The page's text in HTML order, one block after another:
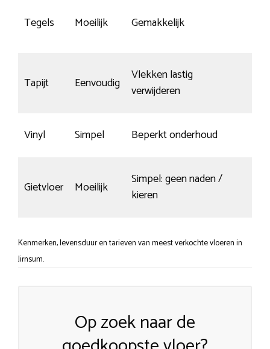
Tegels Moeilijk Gemakkelijk
Tapijt Eenvoudig
Vlekken lastig
verwijderen
Vinyl Simpel Beperkt onderhoud
Gietvloer Moeilijk
Simpel: geen naden /
kieren
Kenmerken, levensduur en tarieven van meest verkochte vloeren in
Jirnsum.
Op zoek naar de